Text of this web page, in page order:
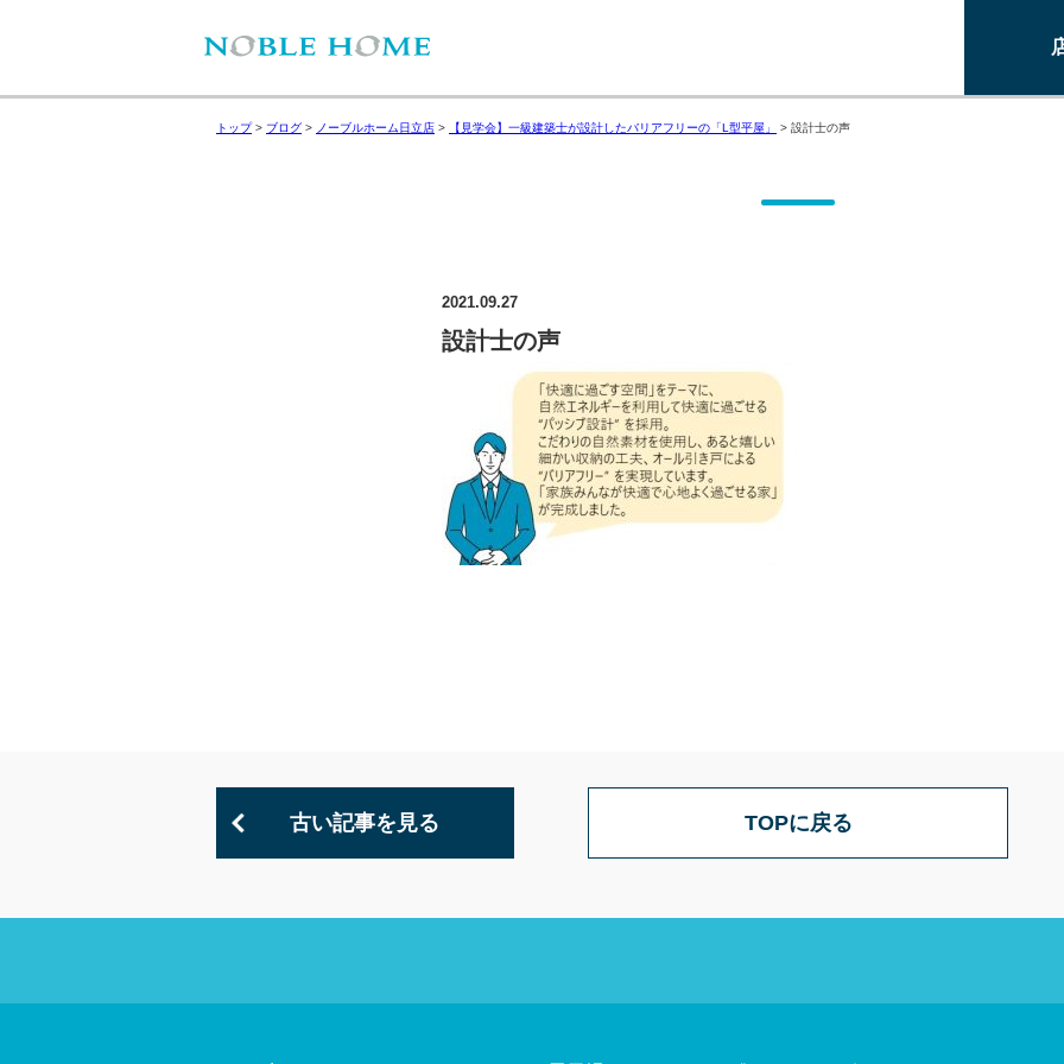
トップ> ブログ > ノーブルホーム日立店 > 【見学会】一級建築士が設計したバリアフリーの「L型平屋」 > 設計士の声
2021.09.27
設計士の声
古い記事を見る TOPに戻る